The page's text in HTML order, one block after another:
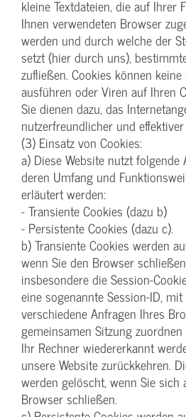
kleine Textdateien, die auf Ihrer
Ihnen verwendeten Browser
werden und durch welche der
setzt (hier durch uns),
zufließen. Cookies können
ausführen oder Viren auf Ihren
Sie dienen dazu, das
nutzerfreundlicher und
(3) Einsatz von Cookies:
a) Diese Website nutzt folgende
deren Umfang und
erläutert werden:
- Transiente Cookies (dazu b)
- Persistente Cookies (dazu c).
b) Transiente Cookies werden
wenn Sie den Browser
insbesondere die Session-
eine sogenannte Session-ID,
verschiedene Anfragen Ihres
gemeinsamen Sitzung
Ihr Rechner wiedererkannt
unsere Website zurückkehren.
werden gelöscht, wenn Sie sich
Browser schließen.